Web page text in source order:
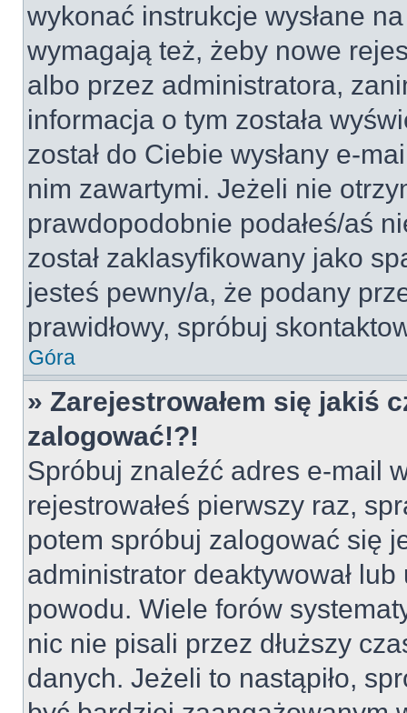
wykonać instrukcje wysłane
wymagają też, żeby nowe
albo przez administratora,
informacja o tym została
został do Ciebie wysłany e-
nim zawartymi. Jeżeli nie
prawdopodobnie podałeś/aś
został zaklasyfikowany jako
jesteś pewny/a, że podany
prawidłowy, spróbuj
Góra
» Zarejestrowałem się jakiś
zalogować!?!
Spróbuj znaleźć adres e-mail
rejestrowałeś pierwszy raz,
potem spróbuj zalogować się
administrator deaktywował
powodu. Wiele forów
nic nie pisali przez dłuższy
danych. Jeżeli to nastąpiło,